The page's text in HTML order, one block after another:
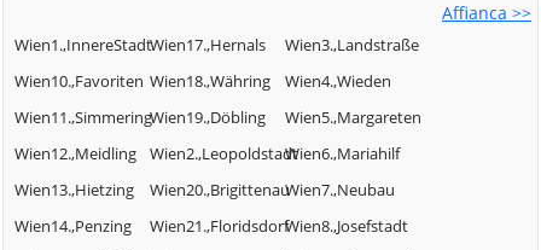
Affianca >>
Wien1.,InnereStadt
Wien10.,Favoriten
Wien11.,Simmering
Wien12.,Meidling
Wien13.,Hietzing
Wien14.,Penzing
Wien17.,Hernals
Wien18.,Währing
Wien19.,Döbling
Wien2.,Leopoldstadt
Wien20.,Brigittenau
Wien21.,Floridsdorf
Wien3.,Landstraße
Wien4.,Wieden
Wien5.,Margareten
Wien6.,Mariahilf
Wien7.,Neubau
Wien8.,Josefstadt